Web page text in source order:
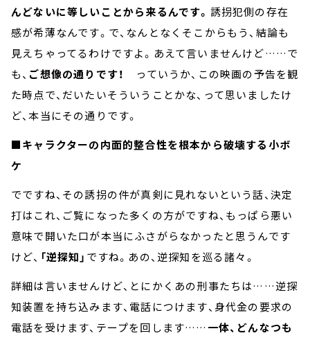
んどないに等しいことから来るんです。 誘拐犯側の存在
感が希薄なんです。で、なんとなくそこからもう、結論も
見えちゃってるわけですよ。あえて言いませんけど……で
も、 ご想像の通りです！
っていうか、この映画の予告を観
た時点で、だいたいそういうことかな、って思いましたけ
ど、本当にその通りです。
■キャラクターの内面的整合性を根本から破壊する小ボ
ケ
でですね、その誘拐の件が真剣に見れないという話、決定
打はこれ、ご覧になった多くの方がですね、もっぱら悪い
意味で開いた口が本当にふさがらなかったと思うんです
けど、 「逆探知」 ですね。あの、逆探知を巡る諸々。
詳細は言いませんけど、とにかくあの刑事たちは……逆探
知装置を持ち込みます、電話につけます、身代金の要求の
電話を受けます、テープを回します…… 一体、どんなつも